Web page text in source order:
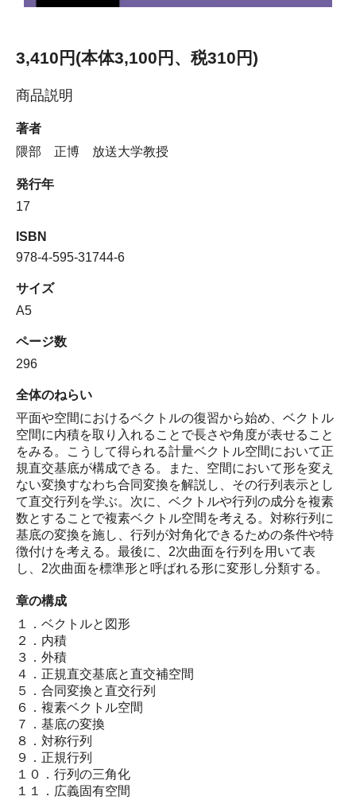
3,410円(本体3,100円、税310円)
商品説明
著者
隈部 正博 放送大学教授
発行年
17
ISBN
978-4-595-31744-6
サイズ
A5
ページ数
296
全体のねらい
平面や空間におけるベクトルの復習から始め、ベクトル
空間に内積を取り入れることで長さや角度が表せること
をみる。こうして得られる計量ベクトル空間において正
規直交基底が構成できる。また、空間において形を変え
ない変換すなわち合同変換を解説し、その行列表示とし
て直交行列を学ぶ。次に、ベクトルや行列の成分を複素
数とすることで複素ベクトル空間を考える。対称行列に
基底の変換を施し、行列が対角化できるための条件や特
徴付けを考える。最後に、2次曲面を行列を用いて表
し、2次曲面を標準形と呼ばれる形に変形し分類する。
章の構成
１．ベクトルと図形
２．内積
３．外積
４．正規直交基底と直交補空間
５．合同変換と直交行列
６．複素ベクトル空間
７．基底の変換
８．対称行列
９．正規行列
１０．行列の三角化
１１．広義固有空間